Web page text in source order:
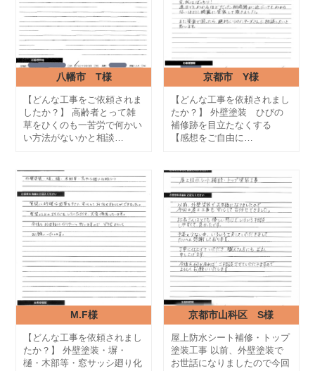
八幡市 T様
【どんな工事をご依頼されま
したか？】 高齢者とって雑
草をひくのも一苦労で何かい
い方法がないかと相談…
京都市 Y様
【どんな工事を依頼されまし
たか？】 外壁塗装 ひびの
補修跡を目立たなくする
【感想をご自由に…
M.F様
【どんな工事を依頼されまし
たか？】 外壁塗装・塀・
樋・木部等・窓サッシ廻り化
京都市山科区 S様
屋上防水シート補修・トップ
塗装工事 以前、外壁塗装で
お世話になりましたので今回